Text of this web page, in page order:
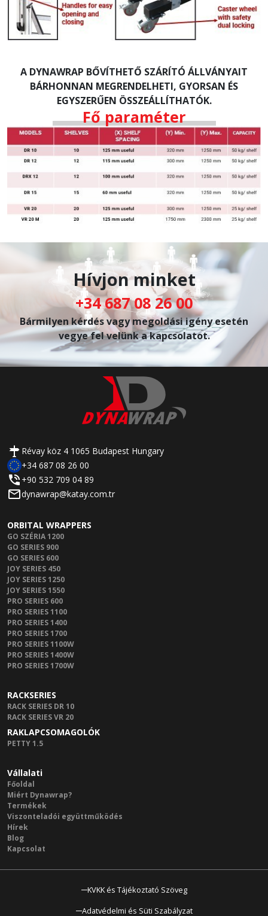
A DYNAWRAP BŐVÍTHETŐ SZÁRÍTÓ ÁLLVÁNYAIT
BÁRHONNAN MEGRENDELHETI, GYORSAN ÉS
EGYSZERŰEN ÖSSZEÁLLÍTHATÓK.
Fő paraméter
Hívjon minket
+34 687 08 26 00
Bármilyen kérdés vagy megoldási igény esetén
vegye fel velünk a kapcsolatot.
Révay köz 4 1065 Budapest Hungary
+34 687 08 26 00
+90 532 709 04 89
dynawrap@katay.com.tr
ORBITAL WRAPPERS
GO SZÉRIA 1200
GO SERIES 900
GO SERIES 600
JOY SERIES 450
JOY SERIES 1250
JOY SERIES 1550
PRO SERIES 600
PRO SERIES 1100
PRO SERIES 1400
PRO SERIES 1700
PRO SERIES 1100W
PRO SERIES 1400W
PRO SERIES 1700W
RACKSERIES
RACK SERIES DR 10
RACK SERIES VR 20
RAKLAPCSOMAGOLÓK
PETTY 1.5
Vállalati
Főoldal
Miért Dynawrap?
Termékek
Viszonteladói együttműködés
Hírek
Blog
Kapcsolat
KVKK és Tájékoztató Szöveg
Adatvédelmi és Süti Szabályzat